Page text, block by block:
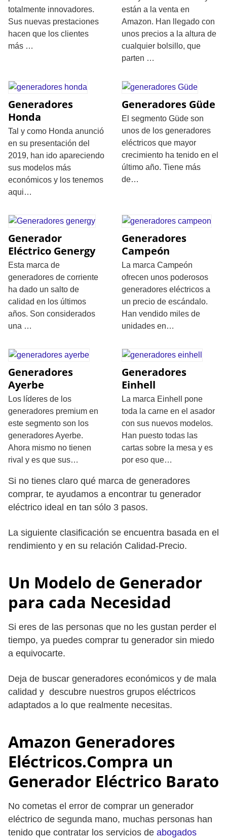
totalmente innovadores.
Sus nuevas prestaciones
hacen que los clientes
más …
están a la venta en
Amazon. Han llegado con
unos precios a la altura de
cualquier bolsillo, que
parten …
Generadores
Honda
Tal y como Honda anunció
en su presentación del
2019, han ido apareciendo
sus modelos más
económicos y los tenemos
aqui…
Generadores Güde
El segmento Güde son
unos de los generadores
eléctricos que mayor
crecimiento ha tenido en el
último año. Tiene más
de…
Generador
Eléctrico Genergy
Esta marca de
generadores de corriente
ha dado un salto de
calidad en los últimos
años. Son considerados
una …
Generadores
Campeón
La marca Campeón
ofrecen unos poderosos
generadores eléctricos a
un precio de escándalo.
Han vendido miles de
unidades en…
Generadores
Ayerbe
Los líderes de los
generadores premium en
este segmento son los
generadores Ayerbe.
Ahora mismo no tienen
rival y es que sus…
Generadores
Einhell
La marca Einhell pone
toda la carne en el asador
con sus nuevos modelos.
Han puesto todas las
cartas sobre la mesa y es
por eso que…
Si no tienes claro qué marca de generadores
comprar, te ayudamos a encontrar tu generador
eléctrico ideal en tan sólo 3 pasos.
La siguiente clasificación se encuentra basada en el
rendimiento y en su relación Calidad-Precio.
Un Modelo de Generador
para cada Necesidad
Si eres de las personas que no les gustan perder el
tiempo, ya puedes comprar tu generador sin miedo
a equivocarte.
Deja de buscar generadores económicos y de mala
calidad y descubre nuestros grupos eléctricos
adaptados a lo que realmente necesitas.
Amazon Generadores
Eléctricos.Compra un
Generador Eléctrico Barato
No cometas el error de comprar un generador
eléctrico de segunda mano, muchas personas han
tenido que contratar los servicios de abogados